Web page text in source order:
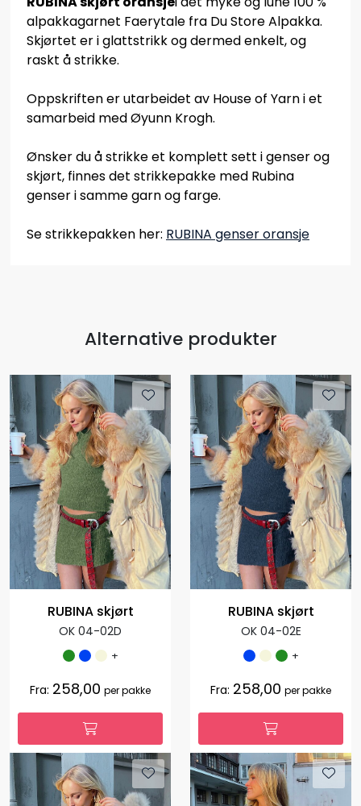
alpakkagarnet Faerytale fra Du Store Alpakka.
Skjørtet er i glattstrikk og dermed enkelt, og
raskt å strikke.
Oppskriften er utarbeidet av House of Yarn i et
samarbeid med Øyunn Krogh.
Ønsker du å strikke et komplett sett i genser og
skjørt, finnes det strikkepakke med Rubina
genser i samme garn og farge.
Se strikkepakken her: RUBINA genser oransje
Alternative produkter
RUBINA skjørt
OK 04-02D
+
Fra: 258,00 per pakke
RUBINA skjørt
OK 04-02E
+
Fra: 258,00 per pakke